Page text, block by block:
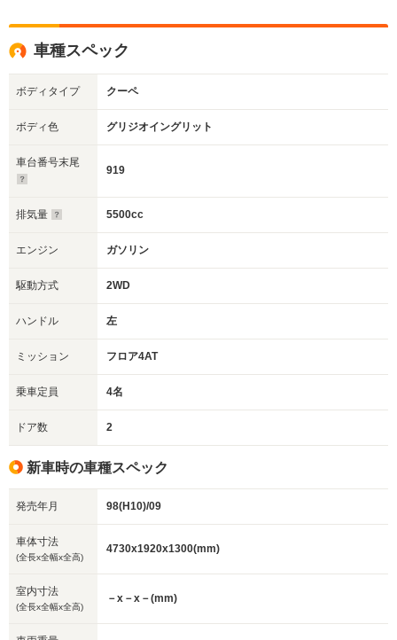
車種スペック
ボディタイプ クーペ
ボディ色 グリジオイングリット
車台番号末尾
919
排気量 5500cc
エンジン ガソリン
駆動方式 2WD
ハンドル 左
ミッション フロア4AT
乗車定員 4名
ドア数 2
新車時の車種スペック
発売年月 98(H10)/09
車体寸法
(全長x全幅x全高)
4730x1920x1300(mm)
室内寸法
(全長x全幅x全高)
－x－x－(mm)